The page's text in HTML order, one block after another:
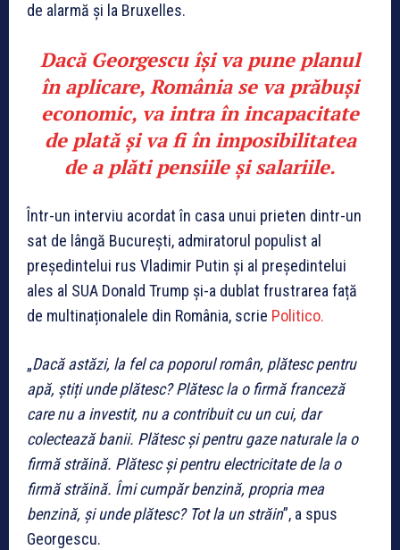
de alarmă și la Bruxelles.
Dacă Georgescu își va pune planul
în aplicare, România se va prăbuși
economic, va intra în incapacitate
de plată și va fi în imposibilitatea
de a plăti pensiile și salariile.
Într-un interviu acordat în casa unui prieten dintr-un
sat de lângă București, admiratorul populist al
președintelui rus Vladimir Putin și al președintelui
ales al SUA Donald Trump și-a dublat frustrarea față
de multinaționalele din România, scrie Politico.
„Dacă astăzi, la fel ca poporul român, plătesc pentru
apă, știți unde plătesc? Plătesc la o firmă franceză
care nu a investit, nu a contribuit cu un cui, dar
colectează banii. Plătesc și pentru gaze naturale la o
firmă străină. Plătesc și pentru electricitate de la o
firmă străină. Îmi cumpăr benzină, propria mea
benzină, și unde plătesc? Tot la un străin”, a spus
Georgescu.